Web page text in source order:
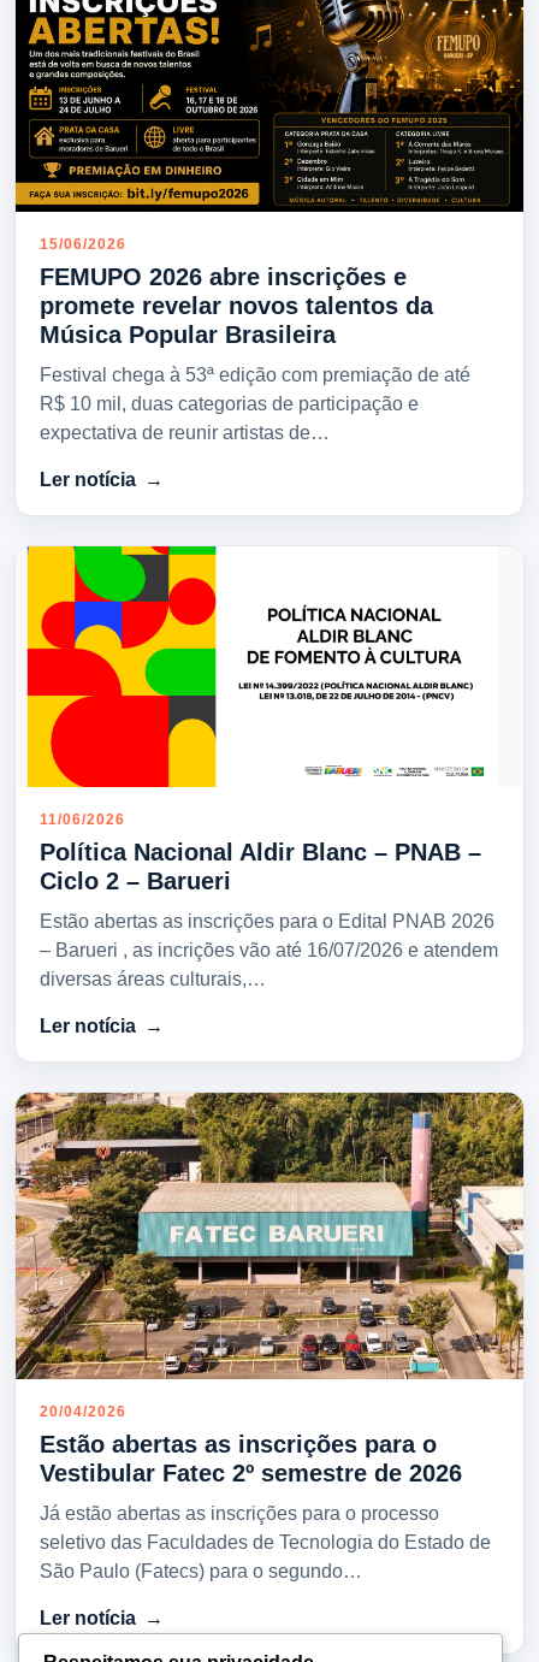
15/06/2026
FEMUPO 2026 abre inscrições e
promete revelar novos talentos da
Música Popular Brasileira
Festival chega à 53ª edição com premiação de até
R$ 10 mil, duas categorias de participação e
expectativa de reunir artistas de…
Ler notícia
11/06/2026
Política Nacional Aldir Blanc – PNAB –
Ciclo 2 – Barueri
Estão abertas as inscrições para o Edital PNAB 2026
– Barueri , as incrições vão até 16/07/2026 e atendem
diversas áreas culturais,…
Ler notícia
20/04/2026
Estão abertas as inscrições para o
Vestibular Fatec 2º semestre de 2026
Já estão abertas as inscrições para o processo
seletivo das Faculdades de Tecnologia do Estado de
São Paulo (Fatecs) para o segundo…
Ler notícia